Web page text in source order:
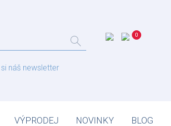
náš newsletter
VÝPRODEJ NOVINKY BLOG